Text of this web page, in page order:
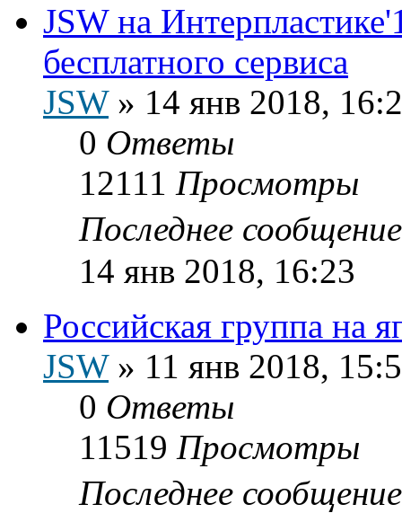
JSW на
бесплатного сервиса
JSW» 14 янв 2018,
0 Ответы
12111 Просмотры
Последнее
14 янв 2018, 16:23
Российская группа на
JSW» 11 янв 2018,
0 Ответы
11519 Просмотры
Последнее